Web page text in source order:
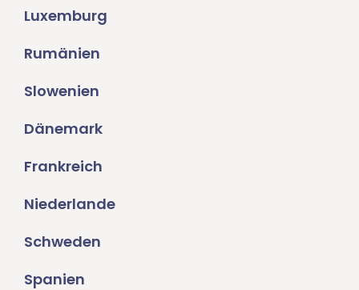
Luxemburg
Rumänien
Slowenien
Dänemark
Frankreich
Niederlande
Schweden
Spanien